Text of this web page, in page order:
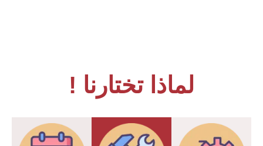
لماذا تختارنا !